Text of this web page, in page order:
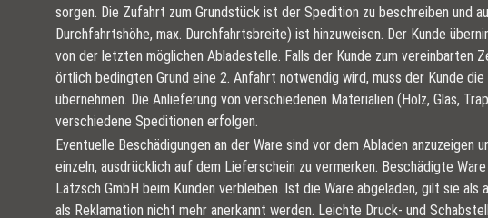
sorgen. Die Zufahrt zum Grundstück ist der Spedition zu beschreiben und
Durchfahrtshöhe, max. Durchfahrtsbreite) ist hinzuweisen. Der Kunde
von der letzten möglichen Abladestelle. Falls der Kunde zum vereinbarten
örtlich bedingten Grund eine 2. Anfahrt notwendig wird, muss der Kunde
übernehmen. Die Anlieferung von verschiedenen Materialien (Holz, Glas,
verschiedene Speditionen erfolgen.
Eventuelle Beschädigungen an der Ware sind vor dem Abladen anzuzeigen
einzeln, ausdrücklich auf dem Lieferschein zu vermerken. Beschädigte
Lätzsch GmbH beim Kunden verbleiben. Ist die Ware abgeladen, gilt sie als
als Reklamation nicht mehr anerkannt werden. Leichte Druck- und